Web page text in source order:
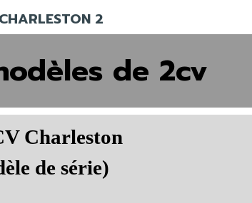
2
de 2cv
Charleston
de série)